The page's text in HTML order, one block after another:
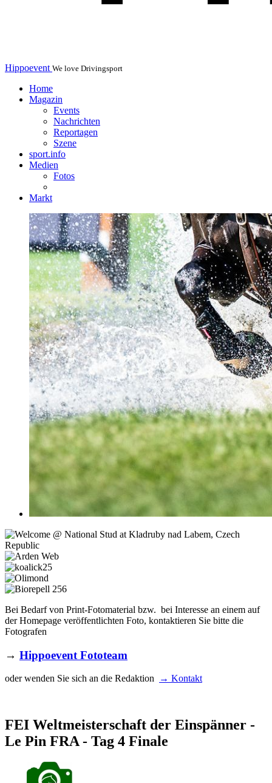
Hippoevent We love Drivingsport
Home
Magazin
Events
Nachrichten
Reportagen
Szene
sport.info
Medien
Fotos
Markt
Bei Bedarf von Print-Fotomaterial bzw. bei Interesse an einem auf
der Homepage veröffentlichten Foto, kontaktieren Sie bitte die
Fotografen
→ Hippoevent Fototeam
oder wenden Sie sich an die Redaktion → Kontakt
FEI Weltmeisterschaft der Einspänner -
Le Pin FRA - Tag 4 Finale